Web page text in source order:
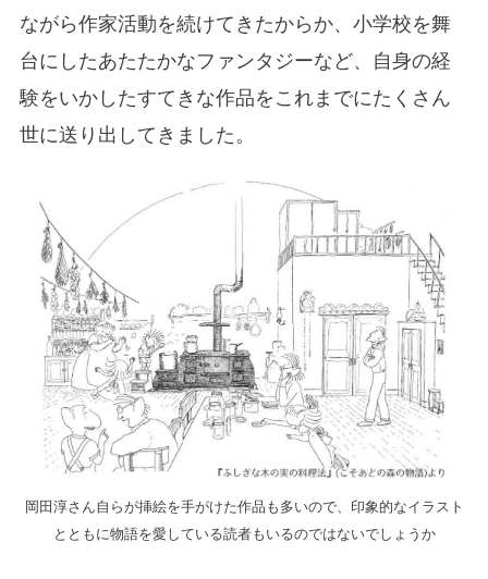
ながら作家活動を続けてきたからか、小学校を舞
台にしたあたたかなファンタジーなど、自身の経
験をいかしたすてきな作品をこれまでにたくさん
世に送り出してきました。
岡田淳さん自らが挿絵を手がけた作品も多いので、印象的なイラスト
とともに物語を愛している読者もいるのではないでしょうか